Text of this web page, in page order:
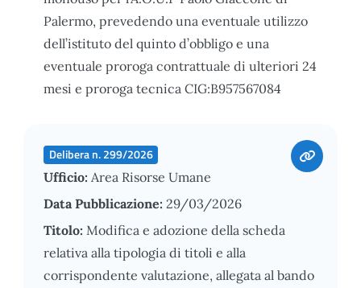
Palermo, prevedendo una eventuale utilizzo
dell’istituto del quinto d’obbligo e una
eventuale proroga contrattuale di ulteriori 24
mesi e proroga tecnica CIG:B957567084
Delibera n. 299/2026
Ufficio: Area Risorse Umane
Data Pubblicazione: 29/03/2026
Titolo: Modifica e adozione della scheda
relativa alla tipologia di titoli e alla
corrispondente valutazione, allegata al bando